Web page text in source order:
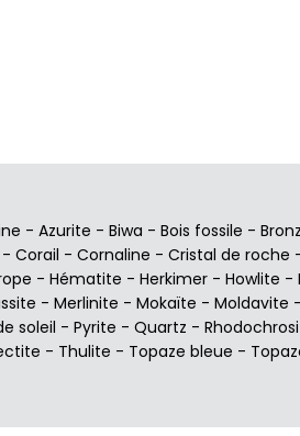
- Azurite - Biwa - Bois fossile -
- Corail - Cornaline - Cristal de roche
- Hématite - Herkimer - Howlite -
- Merlinite - Mokaïte - Moldavite -
soleil - Pyrite - Quartz -
- Thulite - Topaze bleue -